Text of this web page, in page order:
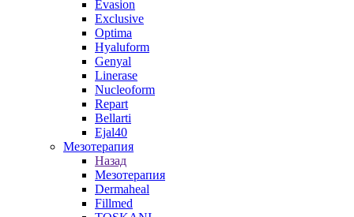
Evasion
Exclusive
Optima
Hyaluform
Genyal
Linerase
Nucleoform
Repart
Bellarti
Ejal40
Мезотерапия
Назад
Мезотерапия
Dermaheal
Fillmed